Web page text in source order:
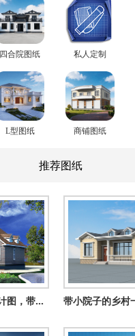
四合院图纸 私人定制
L型图纸 商铺图纸
推荐图纸
农村一层半房屋设计图，带外观效果图，外观时尚